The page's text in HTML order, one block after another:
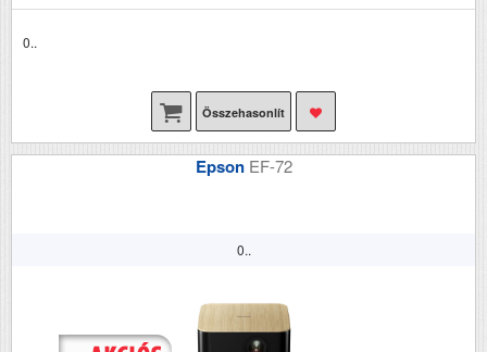
0..
Összehasonlít
Epson EF-72
0..